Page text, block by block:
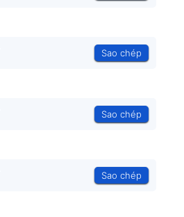
Sao chép
Sao chép
Sao chép